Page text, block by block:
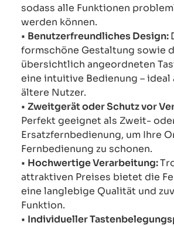
sodass alle Funktionen
werden können.
• Benutzerfreundliches Design:
formschöne Gestaltung sowie
übersichtlich angeordneten
eine intuitive Bedienung – ideal
ältere Nutzer.
• Zweitgerät oder Schutz vor
Perfekt geeignet als Zweit-
Ersatzfernbedienung, um Ihre
Fernbedienung zu schonen.
• Hochwertige Verarbeitung:
attraktiven Preises bietet die
eine langlebige Qualität und
Funktion.
• Individueller